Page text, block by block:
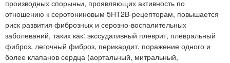
производных спорыньи, проявляющих активность по
отношению к серотониновым 5НТ2В-рецепторам, повышается
риск развития фиброзных и серозно-воспалительных
заболеваний, таких как: экссудативный плеврит, плевральный
фиброз, легочный фиброз, перикардит, поражение одного и
более клапанов сердца (аортальный, митральный,